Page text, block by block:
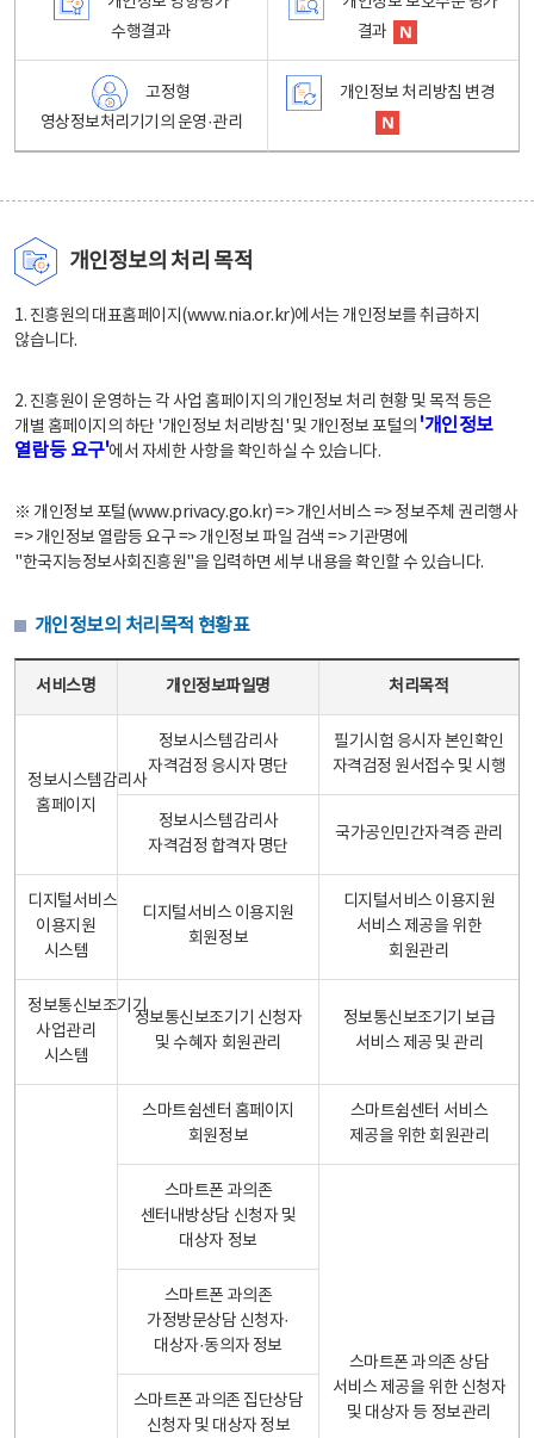
수행결과
결과
고정형
영상정보처리기기의 운영·관리
개인정보 처리방침 변경
개인정보의 처리 목적
1. 진흥원의 대표홈페이지(www.nia.or.kr)에서는 개인정보를 취급하지
않습니다.
2. 진흥원이 운영하는 각 사업 홈페이지의 개인정보 처리 현황 및 목적 등은
개별 홈페이지의 하단 '개인정보 처리방침' 및 개인정보 포털의 '개인정보
열람등 요구'에서 자세한 사항을 확인하실 수 있습니다.
※ 개인정보 포털(www.privacy.go.kr) => 개인서비스 => 정보주체 권리행사
=> 개인정보 열람등 요구 => 개인정보 파일 검색 => 기관명에
"한국지능정보사회진흥원"을 입력하면 세부 내용을 확인할 수 있습니다.
개인정보의 처리목적 현황표
서비스명 개인정보파일명 처리목적
정보시스템감리사
홈페이지
정보시스템감리사
자격검정 응시자 명단
필기시험 응시자 본인확인
자격검정 원서접수 및 시행
정보시스템감리사
자격검정 합격자 명단
국가공인민간자격증 관리
디지털서비스
이용지원
시스템
디지털서비스 이용지원
회원정보
디지털서비스 이용지원
서비스 제공을 위한
회원관리
정보통신보조기기
사업관리
시스템
정보통신보조기기 신청자
및 수혜자 회원관리
정보통신보조기기 보급
서비스 제공 및 관리
스마트쉼센터 홈페이지
회원정보
스마트쉼센터 서비스
제공을 위한 회원관리
스마트폰 과의존
센터내방상담 신청자 및
대상자 정보
스마트폰 과의존 상담
서비스 제공을 위한 신청자
및 대상자 등 정보관리
스마트폰 과의존
가정방문상담 신청자·
대상자·동의자 정보
스마트폰 과의존 집단상담
신청자 및 대상자 정보